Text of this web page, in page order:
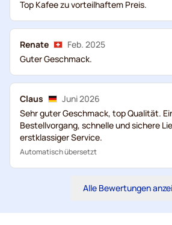
Top Kafee zu vorteilhaftem Preis.
Renate
Feb. 2025
Guter Geschmack.
Claus
Juni 2026
Sehr guter Geschmack, top Qualität.
Bestellvorgang, schnelle und sichere
erstklassiger Service.
Automatisch übersetzt
Alle Bewertungen